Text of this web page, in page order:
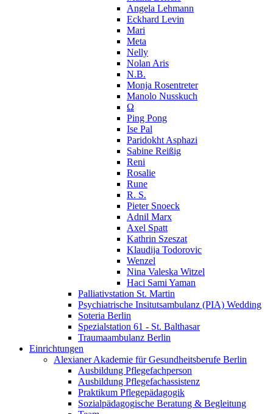
Angela Lehmann
Eckhard Levin
Mari
Meta
Nelly
Nolan Aris
N.B.
Monja Rosentreter
Manolo Nusskuch
Ω
Ping Pong
Ise Pal
Paridokht Asphazi
Sabine Reißig
Reni
Rosalie
Rune
R. S.
Pieter Snoeck
Adnil Marx
Axel Spatt
Kathrin Szeszat
Klaudija Todorovic
Wenzel
Nina Valeska Witzel
Haci Sami Yaman
Palliativstation St. Martin
Psychiatrische Insitutsambulanz (PIA) Wedding
Soteria Berlin
Spezialstation 61 - St. Balthasar
Traumaambulanz Berlin
Einrichtungen
Alexianer Akademie für Gesundheitsberufe Berlin
Ausbildung Pflegefachperson
Ausbildung Pflegefachassistenz
Praktikum Pflegepädagogik
Sozialpädagogische Beratung & Begleitung